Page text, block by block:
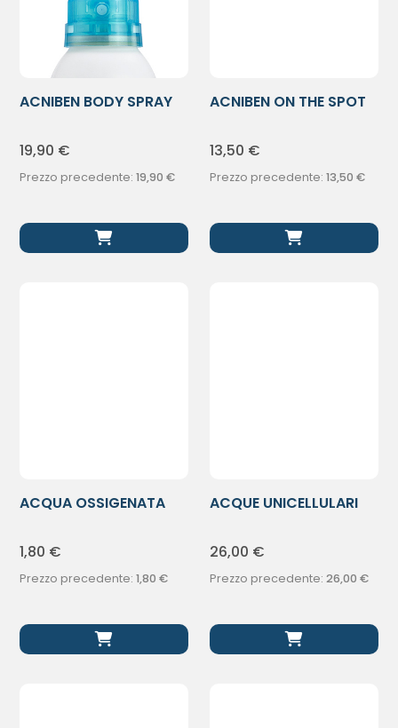
ACNIBEN BODY SPRAY
19,90 €
Prezzo precedente:19,90 €
ACNIBEN ON THE SPOT
13,50 €
Prezzo precedente: 13,50 €
ACQUA OSSIGENATA
1,80 €
Prezzo precedente:1,80 €
ACQUE UNICELLULARI
26,00 €
Prezzo precedente: 26,00 €